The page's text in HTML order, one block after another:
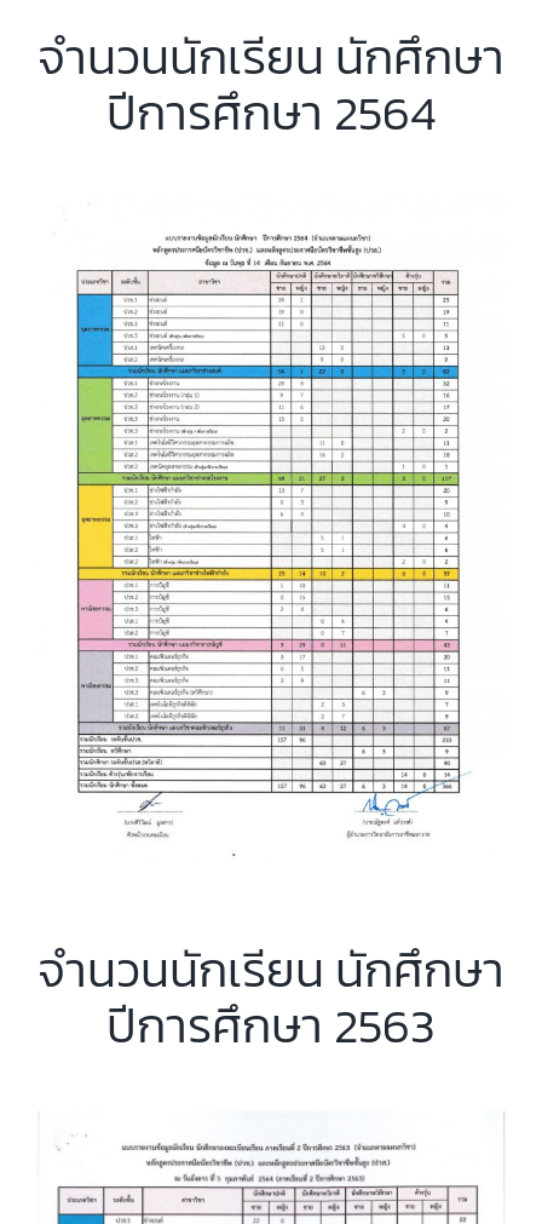
จำนวนนักเรียน นักศึกษา
ปีการศึกษา 2564
จำนวนนักเรียน นักศึกษา
ปีการศึกษา 2563